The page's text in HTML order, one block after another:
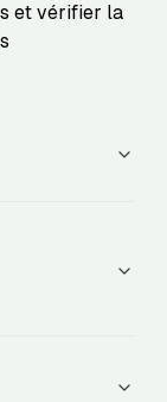
et vérifier la